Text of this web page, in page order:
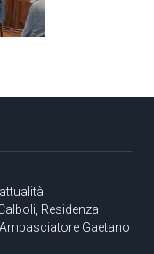
Residenza
Gaetano